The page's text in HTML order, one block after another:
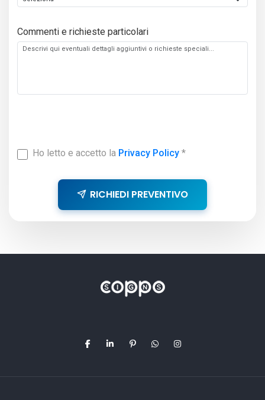
Commenti e richieste particolari
Ho letto e accetto la Privacy Policy*
RICHIEDI PREVENTIVO